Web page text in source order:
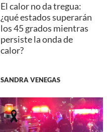
El calor no da tregua:
¿qué estados superarán
los 45 grados mientras
persiste la onda de
calor?
SANDRA VENEGAS